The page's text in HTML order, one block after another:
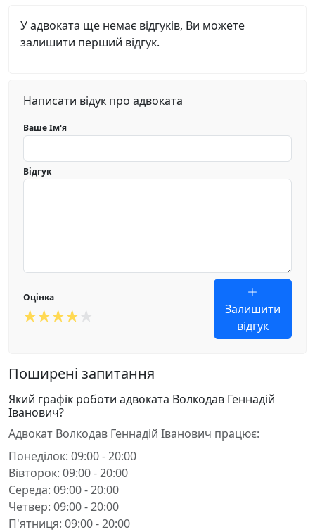
У адвоката ще немає відгуків, Ви можете
залишити перший відгук.
Написати відук про адвоката
Ваше Ім'я
Відгук
Оцінка
Залишити
відгук
Поширені запитання
Який графік роботи адвоката Волкодав Геннадій
Іванович?
Адвокат Волкодав Геннадій Іванович працює:
Понеділок: 09:00 - 20:00
Вівторок: 09:00 - 20:00
Середа: 09:00 - 20:00
Четвер: 09:00 - 20:00
П'ятниця: 09:00 - 20:00